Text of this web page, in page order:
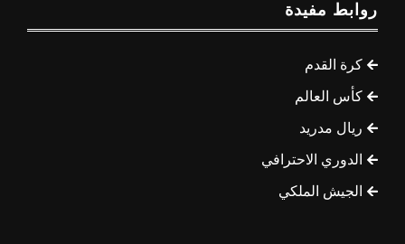
روابط مفيدة
كرة القدم
كأس العالم
ريال مدريد
الدوري الاحترافي
الجيش الملكي